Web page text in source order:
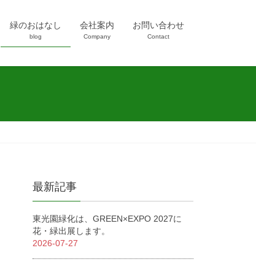
緑のおはなし
blog
会社案内
Company
お問い合わせ
Contact
最新記事
東光園緑化は、GREEN×EXPO 2027に
花・緑出展します。
2026-07-27